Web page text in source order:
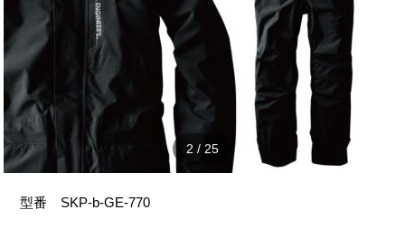
2 / 25
型番 SKP-b-GE-770